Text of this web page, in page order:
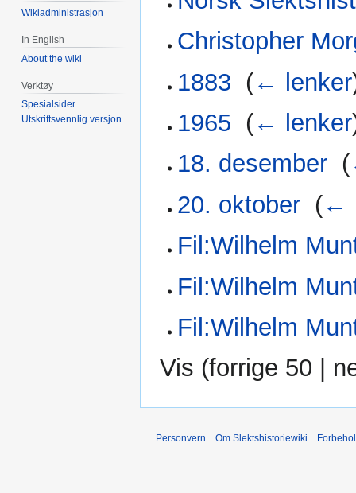
Christopher
1883 (← lenker
1965 (← lenker
18. desember (
20. oktober (←
Fil:Wilhelm
Fil:Wilhelm
Fil:Wilhelm
Vis (forrige 50
Wikiadministrasjon
In English
About the wiki
Verktøy
Spesialsider
Utskriftsvennlig versjon
Personvern Om Slektshistoriewiki